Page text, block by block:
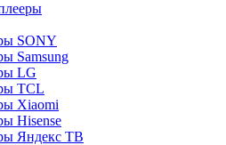
SONY
Samsung
LG
TCL
Xiaomi
Hisense
Яндекс ТВ